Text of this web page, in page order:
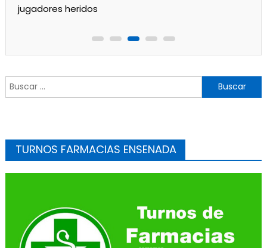
jugadores heridos
Buscar:
TURNOS FARMACIAS ENSENADA